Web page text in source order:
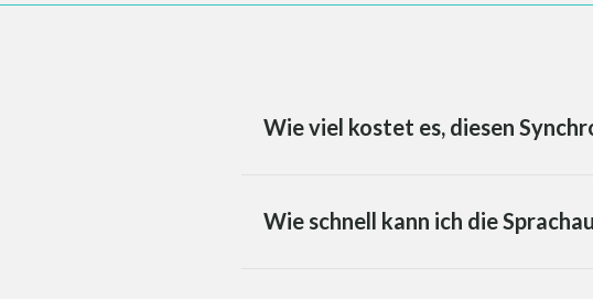
Wie viel kostet es, diesen
Wie schnell kann ich die